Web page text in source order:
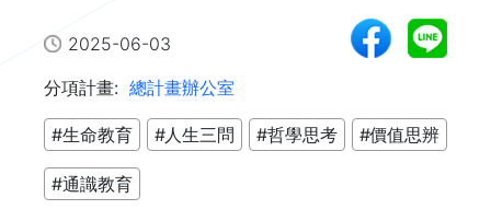
2025-06-03
分項計畫: 總計畫辦公室
#生命教育 #人生三問 #哲學思考 #價值思辨
#通識教育